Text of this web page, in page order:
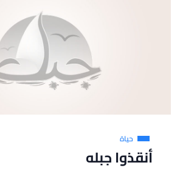
حياة
أنقذوا جبله